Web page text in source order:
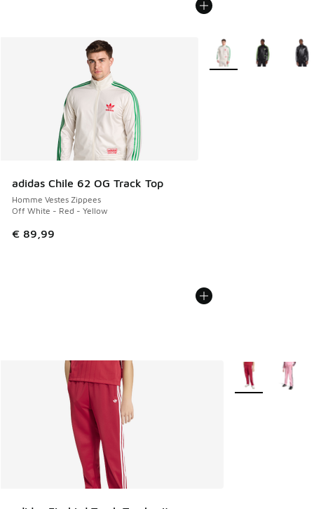
adidas Chile 62 OG Track Top
Homme Vestes Zippees
Off White - Red - Yellow
€ 89,99
Plus de couleurs
Plus de couleurs